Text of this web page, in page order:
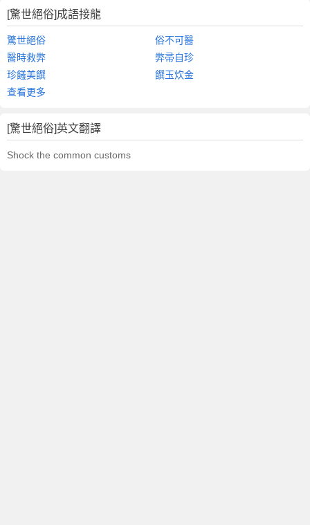
[驚世絕俗]成語接龍
驚世絕俗
俗不可醫
醫時救弊
弊帚自珍
珍饈美饌
饌玉炊金
查看更多
[驚世絕俗]英文翻譯
Shock the common customs